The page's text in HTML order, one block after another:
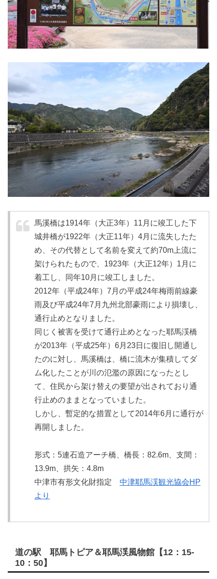
馬溪橋は1914年（大正3年）11月に竣工した下
城井橋が1922年（大正11年）4月に流失したた
め、その代替として名前を変えて約70m上流に
架けられたもので、1923年（大正12年）1月に
着工し、同年10月に竣工しました。
2012年（平成24年）7月の平成24年梅雨前線豪
雨及び平成24年7月九州北部豪雨により損壊し、
通行止めとなりました。
同じく被害を受けて通行止めとなった耶馬渓橋
が2013年（平成25年）6月23日に復旧し開通し
たのに対し、馬溪橋は、橋に流木が集積してダ
ム化したことが川の氾濫の原因になったとし
て、住民から架け替えの要望が出されており通
行止めのままとなっていました。
しかし、暫定的な措置として2014年6月に通行が
再開しました。
形式：5連石造アーチ橋、橋長：82.6m、支間：
13.9m、拱矢：4.8m
中津市有形文化財指定 中津耶馬渓観光協会HP
より
道の駅 耶馬トピア＆耶馬渓風物館【12：15-
10：50】